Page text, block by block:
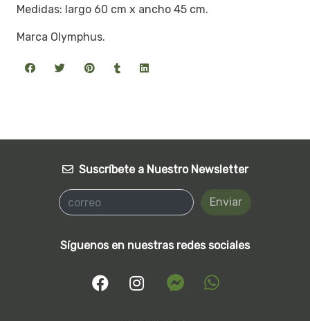
Medidas: largo 60 cm x ancho 45 cm.
Marca Olymphus.
Suscríbete a Nuestro Newsletter
Enviar
Síguenos en nuestras redes sociales